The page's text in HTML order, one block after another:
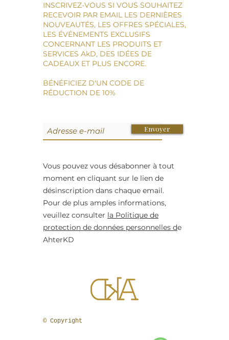
SAMPLE. Yellow Solid Jumpsuit
29,95 €
Exemple de produit
Ajouter au Panier
INSCRIVEZ-VOUS SI VOUS SOUHAITEZ
RECEVOIR PAR EMAIL LES DERNIÈRES
NOUVEAUTÉS, LES OFFRES SPÉCIALES,
LES ÉVÉNEMENTS EXCLUSIFS
CONCERNANT LES PRODUITS ET
SERVICES AkD, DES IDÉES DE
CADEAUX ET PLUS ENCORE.
BÉNÉFICIEZ D'UN CODE DE
RÉDUCTION DE 10%
Envoyer
Vous pouvez vous désabonner à tout
moment en cliquant sur le lien de
désinscription dans chaque email.
Pour de plus amples informations,
veuillez consulter la Politique de
protection de données personnelles de
AhterKD
© Copyright